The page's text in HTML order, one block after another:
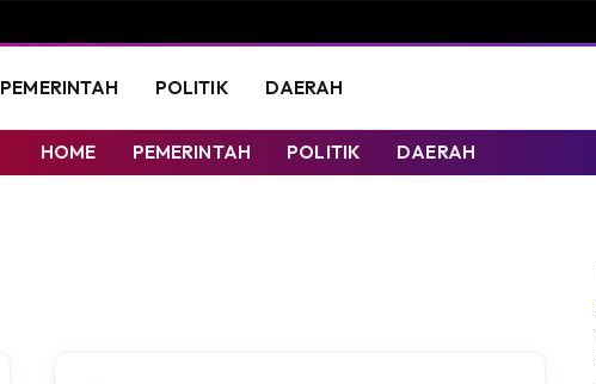
PEMERINTAH POLITIK DAERAH
HOME PEMERINTAH POLITIK DAERAH